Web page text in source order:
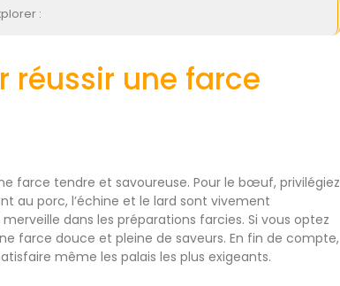
:
réussir une farce
farce tendre et savoureuse. Pour le bœuf, privilégiez
au porc, l’échine et le lard sont vivement
dans les préparations farcies. Si vous optez
farce douce et pleine de saveurs. En fin de compte,
même les palais les plus exigeants.